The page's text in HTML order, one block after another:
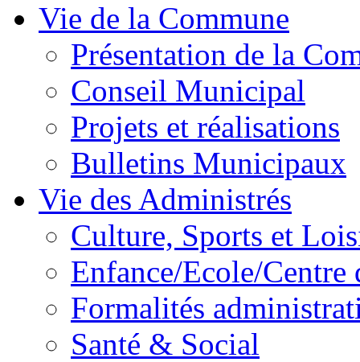
Vie de la Commune
Présentation de la
Conseil Municipal
Projets et réalisations
Bulletins Municipaux
Vie des Administrés
Culture, Sports et
Enfance/Ecole/Centre
Formalités
Santé & Social